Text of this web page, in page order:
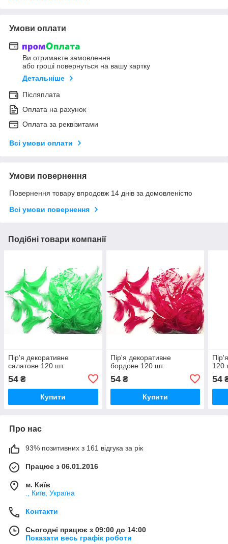
Умови оплати
Ви отримаєте замовлення
або гроші повернуться на вашу картку
Детальніше
Післяплата
Оплата на рахунок
Оплата за реквізитами
Всі умови оплати
Умови повернення
Повернення товару впродовж 14 днів за домовленістю
Всі умови повернення
Подібні товари компанії
Пір'я декоративне
салатове 120 шт.
54 ₴
Купити
Пір'я декоративне
бордове 120 шт.
54₴
Купити
120
54
Про нас
93% позитивних з 161 відгука за рік
Працює з 06.01.2016
м. Київ
., Київ, Україна
Контакти
Сьогодні працює з 09:00 до 14:00
Показати весь графік роботи